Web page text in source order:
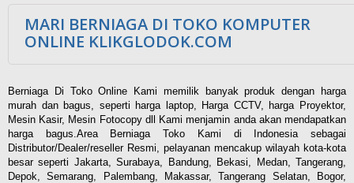
MARI BERNIAGA DI TOKO KOMPUTER
ONLINE KLIKGLODOK.COM
Berniaga Di Toko Online Kami memilik banyak produk dengan harga
murah dan bagus, seperti harga laptop, Harga CCTV, harga Proyektor,
Mesin Kasir, Mesin Fotocopy dll Kami menjamin anda akan mendapatkan
harga bagus.Area Berniaga Toko Kami di Indonesia sebagai
Distributor/Dealer/reseller Resmi, pelayanan mencakup wilayah kota-kota
besar seperti Jakarta, Surabaya, Bandung, Bekasi, Medan, Tangerang,
Depok, Semarang, Palembang, Makassar, Tangerang Selatan, Bogor,